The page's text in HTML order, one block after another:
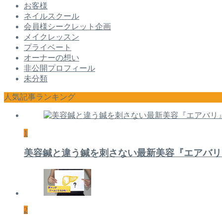
お客様
ネイルスクール
会員様シークレット企画
メイクレッスン
プライベート
オーナーの想い
非公開プロフィール
未分類
人気記事ランキング
1
美容鍼と違う鍼を刺さない最新美容『エアバ
2